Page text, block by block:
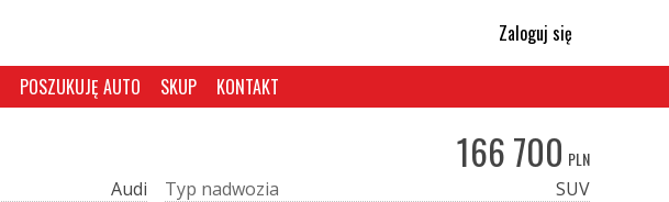
Zaloguj się
POSZUKUJĘ AUTO SKUP KONTAKT
166 700 PLN
Audi
Typ nadwozia
SUV